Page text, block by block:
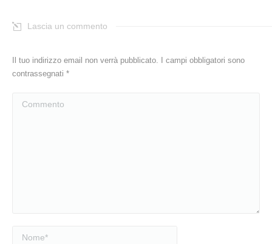
Lascia un commento
Il tuo indirizzo email non verrà pubblicato. I campi obbligatori sono
contrassegnati *
Nome *